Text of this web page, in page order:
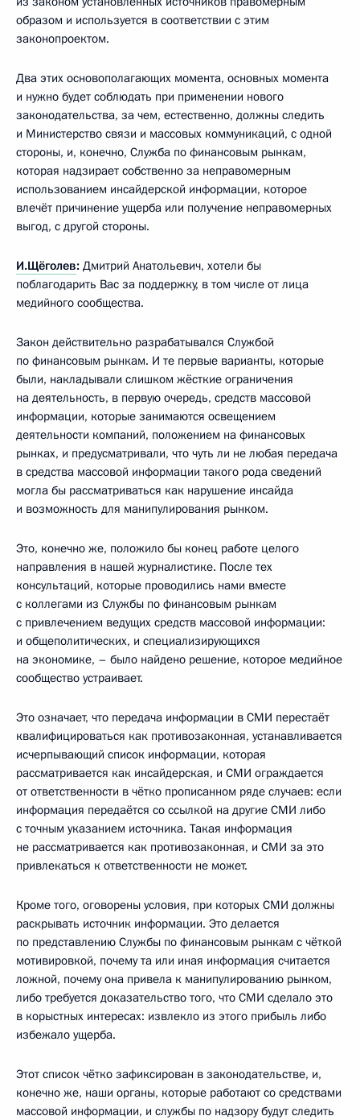
образом и используется в соответствии с этим
законопроектом.
Два этих основополагающих момента, основных момента
и нужно будет соблюдать при применении нового
законодательства, за чем, естественно, должны следить
и Министерство связи и массовых коммуникаций, с одной
стороны, и, конечно, Служба по финансовым рынкам,
которая надзирает собственно за неправомерным
использованием инсайдерской информации, которое
влечёт причинение ущерба или получение неправомерных
выгод, с другой стороны.
И.Щёголев: Дмитрий Анатольевич, хотели бы
поблагодарить Вас за поддержку, в том числе от лица
медийного сообщества.
Закон действительно разрабатывался Службой
по финансовым рынкам. И те первые варианты, которые
были, накладывали слишком жёсткие ограничения
на деятельность, в первую очередь, средств массовой
информации, которые занимаются освещением
деятельности компаний, положением на финансовых
рынках, и предусматривали, что чуть ли не любая передача
в средства массовой информации такого рода сведений
могла бы рассматриваться как нарушение инсайда
и возможность для манипулирования рынком.
Это, конечно же, положило бы конец работе целого
направления в нашей журналистике. После тех
консультаций, которые проводились нами вместе
с коллегами из Службы по финансовым рынкам
с привлечением ведущих средств массовой информации:
и общеполитических, и специализирующихся
на экономике, – было найдено решение, которое медийное
сообщество устраивает.
Это означает, что передача информации в СМИ перестаёт
квалифицироваться как противозаконная, устанавливается
исчерпывающий список информации, которая
рассматривается как инсайдерская, и СМИ ограждается
от ответственности в чётко прописанном ряде случаев: если
информация передаётся со ссылкой на другие СМИ либо
с точным указанием источника. Такая информация
не рассматривается как противозаконная, и СМИ за это
привлекаться к ответственности не может.
Кроме того, оговорены условия, при которых СМИ должны
раскрывать источник информации. Это делается
по представлению Службы по финансовым рынкам с чёткой
мотивировкой, почему та или иная информация считается
ложной, почему она привела к манипулированию рынком,
либо требуется доказательство того, что СМИ сделало это
в корыстных интересах: извлекло из этого прибыль либо
избежало ущерба.
Этот список чётко зафиксирован в законодательстве, и,
конечно же, наши органы, которые работают со средствами
массовой информации, и службы по надзору будут следить